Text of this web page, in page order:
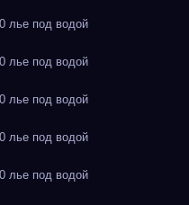
под водой
под водой
под водой
под водой
под водой